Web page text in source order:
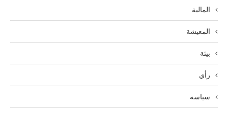
المالية
المعيشة
بيئة
رأي
سياسة